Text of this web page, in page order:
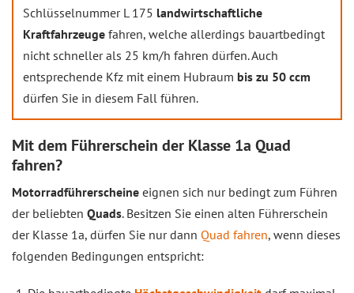
Schlüsselnummer L 175 landwirtschaftliche
Kraftfahrzeuge fahren, welche allerdings bauartbedingt
nicht schneller als 25 km/h fahren dürfen. Auch
entsprechende Kfz mit einem Hubraum bis zu 50 ccm
dürfen Sie in diesem Fall führen.
Mit dem Führerschein der Klasse 1a Quad
fahren?
Motorradführerscheine eignen sich nur bedingt zum Führen
der beliebten Quads. Besitzen Sie einen alten Führerschein
der Klasse 1a, dürfen Sie nur dann Quad fahren, wenn dieses
folgenden Bedingungen entspricht: